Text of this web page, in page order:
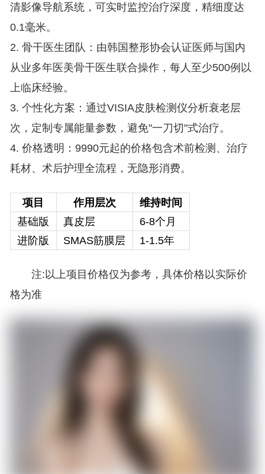
清影像导航系统，可实时监控治疗深度，精细度达
0.1毫米。
2. 骨干医生团队：由韩国整形协会认证医师与国内
从业多年医美骨干医生联合操作，每人至少500例以
上临床经验。
3. 个性化方案：通过VISIA皮肤检测仪分析衰老层
次，定制专属能量参数，避免"一刀切"式治疗。
4. 价格透明：9990元起的价格包含术前检测、治疗
耗材、术后护理全流程，无隐形消费。
项目 作用层次
维持时间
基础版
真皮层
6-8个月
进阶版
SMAS筋膜层 1-1.5年
注:以上项目价格仅为参考，具体价格以实际价
格为准